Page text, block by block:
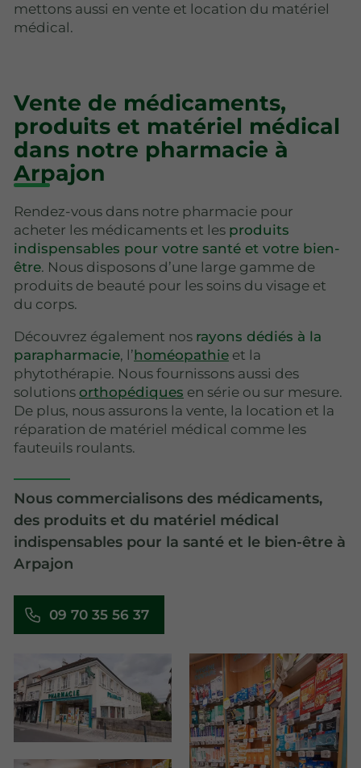
mettons aussi en vente et location du matériel
médical.
Vente de médicaments,
produits et matériel médical
dans notre pharmacie à
Arpajon
Rendez-vous dans notre pharmacie pour
acheter les médicaments et les produits
indispensables pour votre santé et votre bien-
être. Nous disposons d’une large gamme de
produits de beauté pour les soins du visage et
du corps.
Découvrez également nos rayons dédiés à la
parapharmacie, l’homéopathie et la
phytothérapie. Nous fournissons aussi des
solutions orthopédiques en série ou sur mesure.
De plus, nous assurons la vente, la location et la
réparation de matériel médical comme les
fauteuils roulants.
Nous commercialisons des médicaments,
des produits et du matériel médical
indispensables pour la santé et le bien-être à
Arpajon
09 70 35 56 37